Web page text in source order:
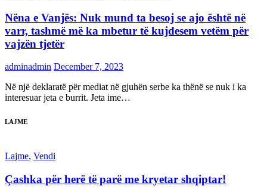
Nëna e Vanjës: Nuk mund ta besoj se ajo është në
varr, tashmë më ka mbetur të kujdesem vetëm për
vajzën tjetër
adminadmin December 7, 2023
Në një deklaratë për mediat në gjuhën serbe ka thënë se nuk i ka
interesuar jeta e burrit. Jeta ime…
LAJME
Lajme, Vendi
Çashka për herë të parë me kryetar shqiptar!